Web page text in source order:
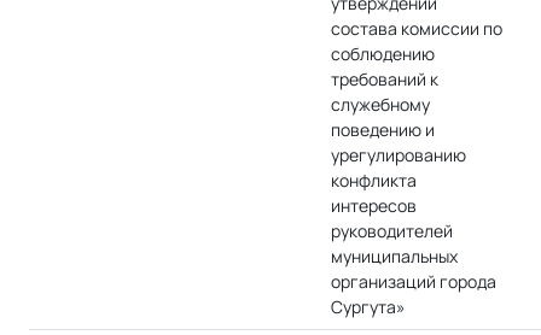
состава комиссии по
соблюдению
требований к
служебному
поведению и
урегулированию
конфликта
интересов
руководителей
муниципальных
организаций города
Сургута»